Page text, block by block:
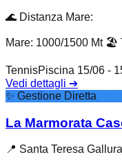
🌊 Distanza Mare:
Mare: 1000/1500 Mt 🏖️
TennisPiscina 15/06 -
Vedi dettagli ➔
✨ Gestione Diretta
La Marmorata
📍 Santa Teresa